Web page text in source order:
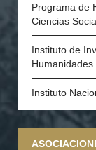
Programa de
Ciencias
Instituto de
Instituto